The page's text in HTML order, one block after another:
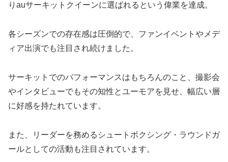
りauサーキットクイーンに選ばれるという偉業を達成。
各シーズンでの存在感は圧倒的で、ファンイベントやメデ
ィア出演でも注目され続けました。
サーキットでのパフォーマンスはもちろんのこと、撮影会
やインタビューでもその知性とユーモアを見せ、幅広い層
に好感を持たれています。
また、リーダーを務めるシュートボクシング・ラウンドガ
ールとしての活動も注目されています。